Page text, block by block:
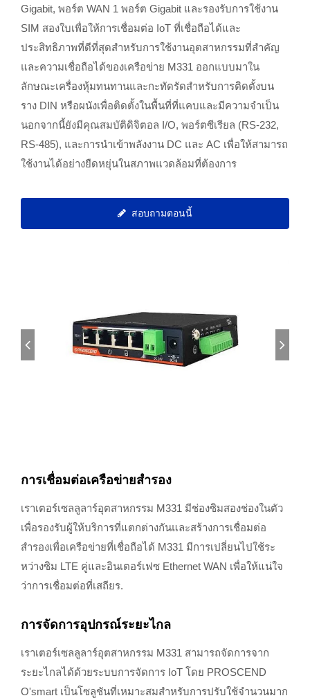
Gigabit, พอร์ต WAN 1 พอร์ต Gigabit และรองรับการใช้งาน
SIM สองใบเพื่อให้การเชื่อมต่อ IoT ที่เชื่อถือได้และ
ประสิทธิภาพที่ดีที่สุดสำหรับการใช้งานอุตสาหกรรมที่สำคัญ
และความเชื่อถือได้ของเครือข่าย M331 ออกแบบมาใน
ลักษณะเครื่องหุ้มทนทานและกะทัดรัดสำหรับการติดตั้งบน
ราง DIN หรือผนังเพื่อติดตั้งในพื้นที่ที่แคบและมีความจำเป็น
นอกจากนี้ยังมีคุณสมบัติดิจิตอล I/O, พอร์ตซีเรียล (RS-232,
RS-485), และการนำเข้าพลังงาน DC และ AC เพื่อให้สามารถ
ใช้งานได้อย่างยืดหยุ่นในสภาพแวดล้อมที่ต้องการ
สอบถามตอนนี้
การเชื่อมต่อเครือข่ายสำรอง
เราเตอร์เซลลูลาร์อุตสาหกรรม M331 มีช่องซิมสองช่องในตัว
เพื่อรองรับผู้ให้บริการที่แตกต่างกันและสร้างการเชื่อมต่อ
สำรองเพื่อเครือข่ายที่เชื่อถือได้ M331 มีการเปลี่ยนไปใช้ระ
หว่างซิม LTE คู่และอินเตอร์เฟซ Ethernet WAN เพื่อให้แน่ใจ
ว่าการเชื่อมต่อที่เสถียร.
การจัดการอุปกรณ์ระยะไกล
เราเตอร์เซลลูลาร์อุตสาหกรรม M331 สามารถจัดการจาก
ระยะไกลได้ด้วยระบบการจัดการ IoT โดย PROSCEND
O'smart เป็นโซลูชันที่เหมาะสมสำหรับการปรับใช้จำนวนมาก